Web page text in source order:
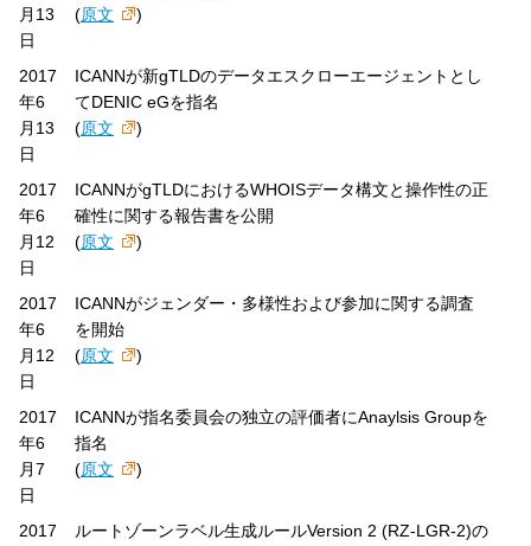
月13
日
(原文 )
2017
年6
月13
日
ICANNが新gTLDのデータエスクローエージェントとし
てDENIC eGを指名
(原文 )
2017
年6
月12
日
ICANNがgTLDにおけるWHOISデータ構文と操作性の正
確性に関する報告書を公開
(原文 )
2017
年6
月12
日
ICANNがジェンダー・多様性および参加に関する調査
を開始
(原文 )
2017
年6
月7
日
ICANNが指名委員会の独立の評価者にAnaylsis Groupを
指名
(原文 )
2017
ルートゾーンラベル生成ルールVersion 2 (RZ-LGR-2)の